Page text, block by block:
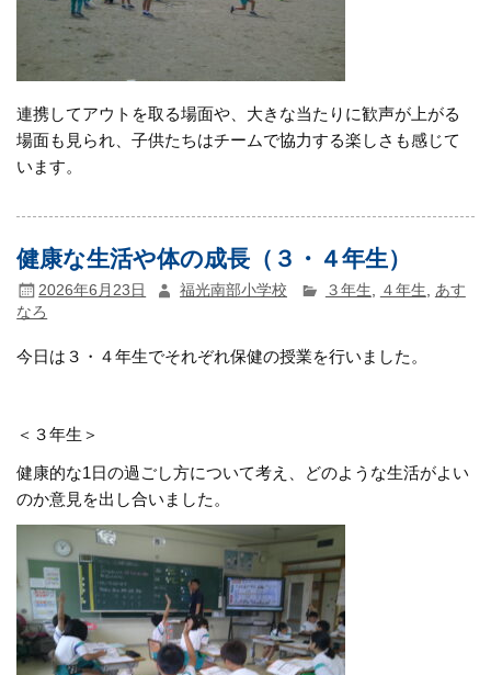
連携してアウトを取る場面や、大きな当たりに歓声が上がる
場面も見られ、子供たちはチームで協力する楽しさも感じて
います。
健康な生活や体の成長（３・４年生）
2026年6月23日 福光南部小学校 ３年生 ４年生
あす
なろ
今日は３・４年生でそれぞれ保健の授業を行いました。
＜３年生＞
健康的な1日の過ごし方について考え、どのような生活がよい
のか意見を出し合いました。